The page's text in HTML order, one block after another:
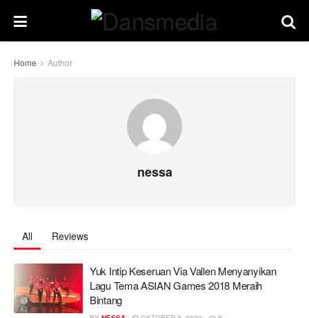
Home Author
nessa
All Reviews
Yuk Intip Keseruan Via Vallen Menyanyikan
Lagu Tema ASIAN Games 2018 Meraih
Bintang